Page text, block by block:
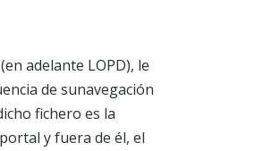
adelante LOPD), le
de sunavegación
fichero es la
y fuera de él, el